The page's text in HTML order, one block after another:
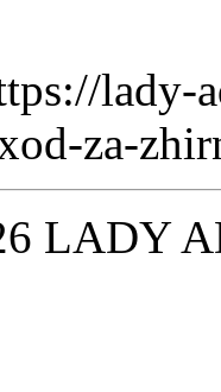
lady-
za-
LADY